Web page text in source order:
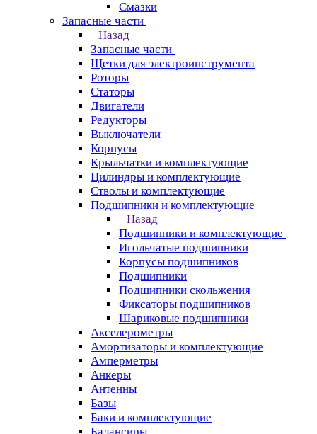
Смазки
Запасные части
Назад
Запасные части
Щетки для электроинструмента
Роторы
Статоры
Двигатели
Редукторы
Выключатели
Корпусы
Крыльчатки и комплектующие
Цилиндры и комплектующие
Стволы и комплектующие
Подшипники и комплектующие
Назад
Подшипники и комплектующие
Игольчатые подшипники
Корпусы подшипников
Подшипники
Подшипники скольжения
Фиксаторы подшипников
Шариковые подшипники
Акселерометры
Амортизаторы и комплектующие
Амперметры
Анкеры
Антенны
Базы
Баки и комплектующие